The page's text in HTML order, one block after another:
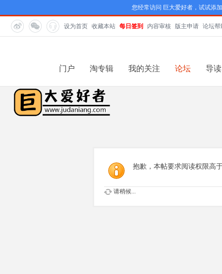
您经常访问 巨大爱好者，试试添
设为首页 收藏本站 每日签到 内容审核 版主申请 论坛帮
门户 淘专辑 我的关注 论坛 导读
抱歉，本帖要求阅读权限高
请稍候...